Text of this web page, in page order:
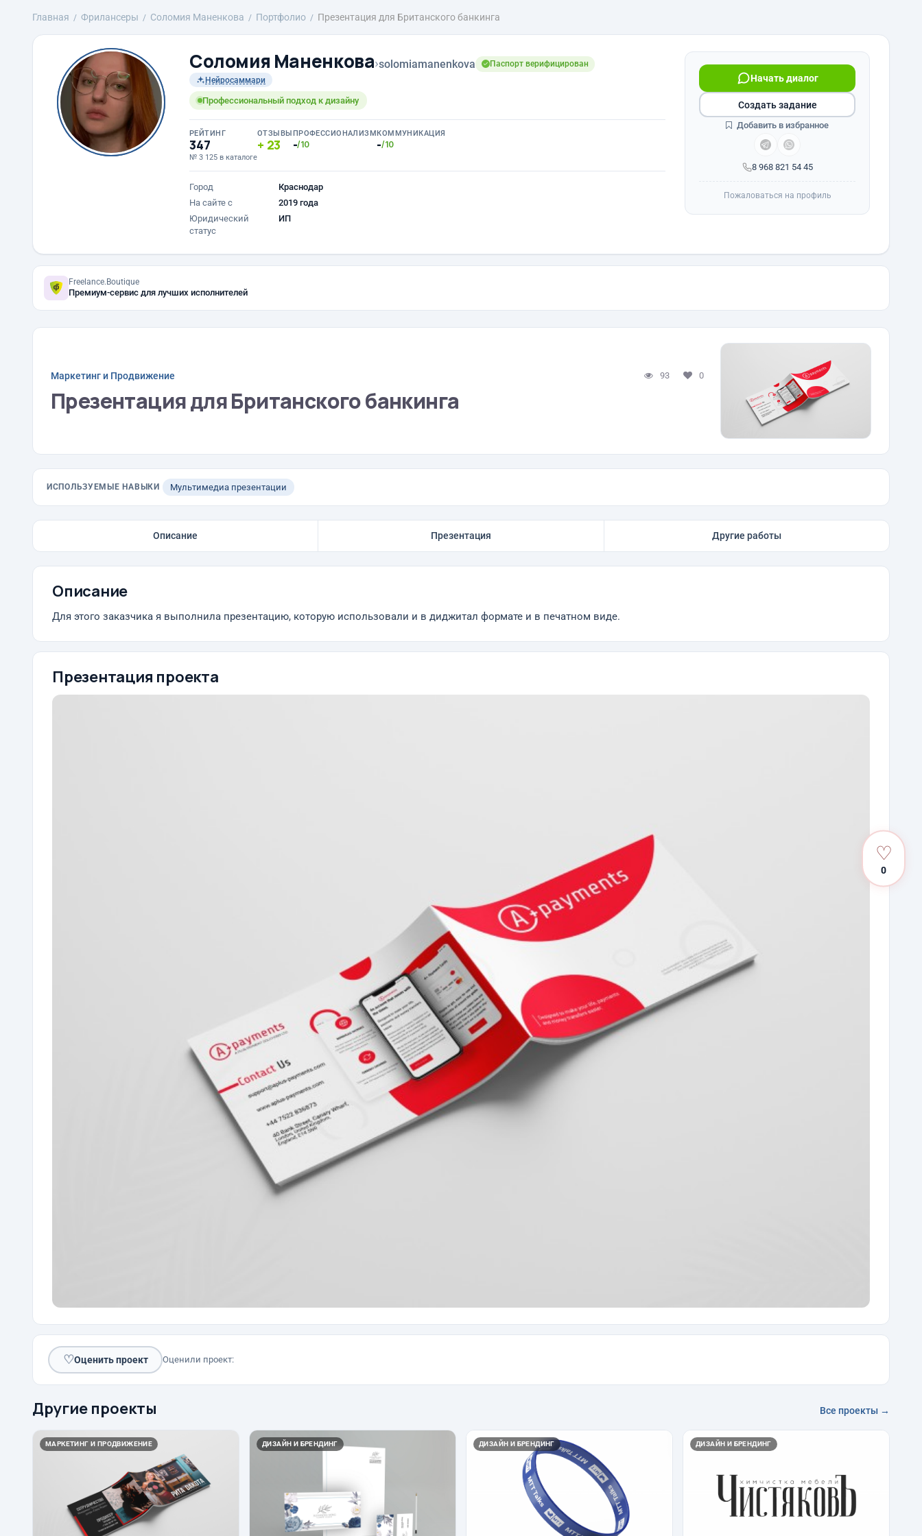
Главная Фрилансеры Соломия Маненкова Портфолио Презентация для Британского банкинга
Соломия Маненкова›solomiamanenkova
Паспорт верифицирован
Нейросаммари
Профессиональный подход к дизайну
РЕЙТИНГ
347
№ 3 125 в каталоге
ОТЗЫВЫ
23
ПРОФЕССИОНАЛИЗМ
-/10
КОММУНИКАЦИЯ
-/10
Город
Краснодар
На сайте с
2019 года
Юридический
статус
ИП
8 968 821 54 45
Начать диалог
Создать задание
Добавить в избранное
Пожаловаться на профиль
Freelance.Boutique
Премиум-сервис для лучших исполнителей
Маркетинг и Продвижение 93 0
Презентация для Британского банкинга
ИСПОЛЬЗУЕМЫЕ НАВЫКИ Мультимедиа презентации
Описание Презентация Другие работы
Описание
Для этого заказчика я выполнила презентацию, которую использовали и в диджитал формате и в печатном виде.
Презентация проекта
♡
0
♡Оценить проект Оценили проект:
Другие проекты Все проекты →
МАРКЕТИНГ И ПРОДВИЖЕНИЕ ДИЗАЙН И БРЕНДИНГ ДИЗАЙН И БРЕНДИНГ ДИЗАЙН И БРЕНДИНГ